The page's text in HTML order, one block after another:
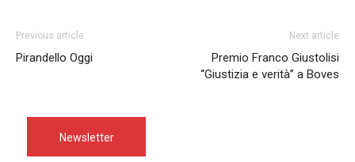
Previous article
Pirandello Oggi
Next article
Premio Franco Giustolisi
“Giustizia e verità” a Boves
Newsletter